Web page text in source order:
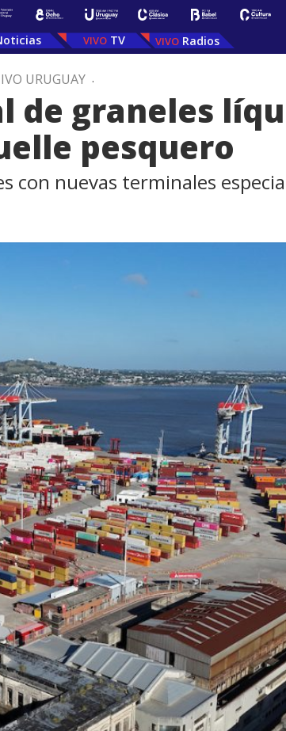
TV Radios
URUGUAY .
de graneles
pesquero
con nuevas terminales